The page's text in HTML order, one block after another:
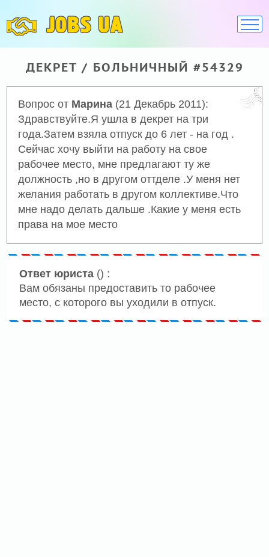
JOBS UA
ДЕКРЕТ / БОЛЬНИЧНЫЙ #54329
Вопрос от Марина (21 Декабрь 2011):
Здравствуйте.Я ушла в декрет на три
года.Затем взяла отпуск до 6 лет - на год .
Сейчас хочу выйти на работу на свое
рабочее место, мне предлагают ту же
должность ,но в другом оттделе .У меня нет
желания работать в другом коллективе.Что
мне надо делать дальше .Какие у меня есть
права на мое место
Ответ юриста() :
Вам обязаны предоставить то рабочее
место, с которого вы уходили в отпуск.